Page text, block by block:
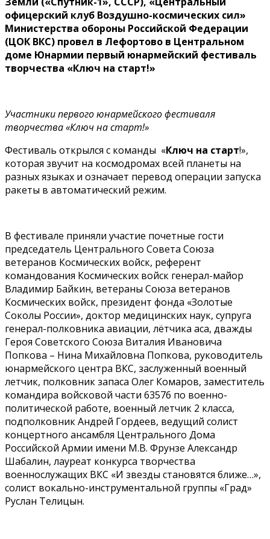
офицерский клуб Воздушно-космических сил»
Министерства обороны Российской Федерации
(ЦОК ВКС) провел в Лефортово в Центральном
доме Юнармии первый юнармейский фестиваль
творчества «Ключ на старт!»
Участникипервого юнармейского фестиваля
творчества «Ключ на старт!»
Фестиваль открылся с команды «Ключ на старт!»,
которая звучит на космодромах всей планеты на
разных языках и означает перевод операции запуска
ракеты в автоматический режим.
В фестивале приняли участие почетные гости
председатель Центрального Совета Союза
ветеранов Космических войск, референт
командования Космических войск генерал-майор
Владимир Байкин, ветераны Союза ветеранов
Космических войск, президент фонда «Золотые
Соколы России», доктор медицинских наук, супруга
генерал-полковника авиации, лётчика аса, дважды
Героя Советского Союза Виталия Ивановича
Попкова – Нина Михайловна Попкова, руководитель
юнармейского центра ВКС, заслуженный военный
летчик, полковник запаса Олег Комаров, заместитель
командира войсковой части 63576 по военно-
политической работе, военный летчик 2 класса,
подполковник Андрей Гордеев, ведущий солист
концертного ансамбля Центрального Дома
Российской Армии имени М.В. Фрунзе Александр
Шабалин, лауреат конкурса творчества
военнослужащих ВКС «И звезды становятся ближе…»,
солист вокально-инструментальной группы «Град»
Руслан Телицын.